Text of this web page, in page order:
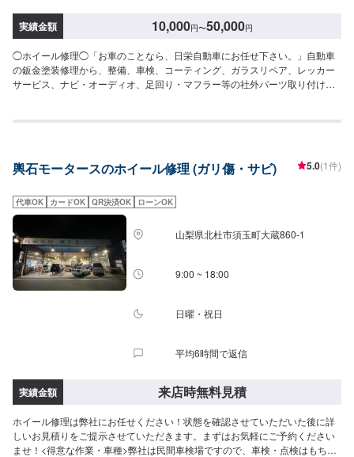
実績金額 10,000円〜50,000円
◯ホイール修理◯「お車のことなら、日栄自動車にお任せ下さい。」自動車
の鈑金塗装修理から、整備、車検、コーティング、ガラスリペア、レッカー
サービス、ナビ・オーディオ、足回り・マフラー等の社外パーツ取り付けま
傷、へこみ、クリア剥げを鈑金で修理いたします。-----------------------------------
ついて◯新品・中古パーツのお持ち込み可能ですオファーにて詳細をお送り
す。作業中は代車をご利用ください。燃料代はお客様にご負担頂いておりま
す。【定休日・営業時間】定休日：日曜日、祝日営業時間：9:00~18:00
輿石モータースのホイール修理 (ガリ傷・サビ) 5.0(1件)
代車OK カードOK QR決済OK ローンOK
山梨県北杜市須玉町大蔵860-1
9:00 ~ 18:00
日曜・祝日
平均6時間で返信
実績金額 来店時無料見積
ホイール修理は弊社にお任せください！状態を確認させていただいた後に詳
しいお見積りをご提示させていただきます。まずはお気軽にご予約ください
ませ！<得意な作業・車種>弊社は民間車検場ですので、車検・点検はもちろ